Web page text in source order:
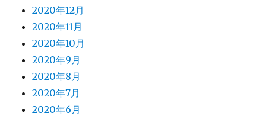
2020年12月
2020年11月
2020年10月
2020年9月
2020年8月
2020年7月
2020年6月